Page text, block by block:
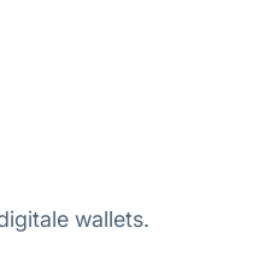
wallets.